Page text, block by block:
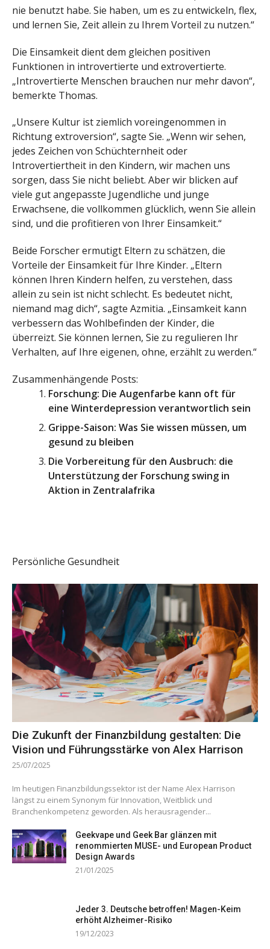
nie benutzt habe. Sie haben, um es zu entwickeln, flex,
und lernen Sie, Zeit allein zu Ihrem Vorteil zu nutzen.“
Die Einsamkeit dient dem gleichen positiven
Funktionen in introvertierte und extrovertierte.
„Introvertierte Menschen brauchen nur mehr davon“,
bemerkte Thomas.
„Unsere Kultur ist ziemlich voreingenommen in
Richtung extroversion“, sagte Sie. „Wenn wir sehen,
jedes Zeichen von Schüchternheit oder
Introvertiertheit in den Kindern, wir machen uns
sorgen, dass Sie nicht beliebt. Aber wir blicken auf
viele gut angepasste Jugendliche und junge
Erwachsene, die vollkommen glücklich, wenn Sie allein
sind, und die profitieren von Ihrer Einsamkeit.“
Beide Forscher ermutigt Eltern zu schätzen, die
Vorteile der Einsamkeit für Ihre Kinder. „Eltern
können Ihren Kindern helfen, zu verstehen, dass
allein zu sein ist nicht schlecht. Es bedeutet nicht,
niemand mag dich“, sagte Azmitia. „Einsamkeit kann
verbessern das Wohlbefinden der Kinder, die
überreizt. Sie können lernen, Sie zu regulieren Ihr
Verhalten, auf Ihre eigenen, ohne, erzählt zu werden.“
Zusammenhängende Posts:
Forschung: Die Augenfarbe kann oft für
eine Winterdepression verantwortlich sein
Grippe-Saison: Was Sie wissen müssen, um
gesund zu bleiben
Die Vorbereitung für den Ausbruch: die
Unterstützung der Forschung swing in
Aktion in Zentralafrika
Persönliche Gesundheit
Die Zukunft der Finanzbildung gestalten: Die
Vision und Führungsstärke von Alex Harrison
25/07/2025
Im heutigen Finanzbildungssektor ist der Name Alex Harrison
längst zu einem Synonym für Innovation, Weitblick und
Branchenkompetenz geworden. Als herausragender...
Geekvape und Geek Bar glänzen mit
renommierten MUSE- und European Product
Design Awards
21/01/2025
Jeder 3. Deutsche betroffen! Magen-Keim
erhöht Alzheimer-Risiko
19/12/2023